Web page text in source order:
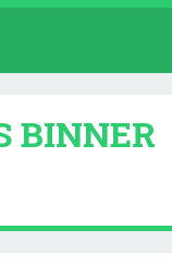
BINNER